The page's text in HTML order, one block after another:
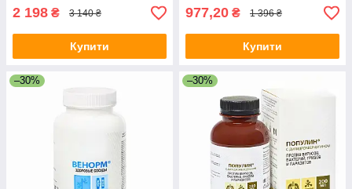
2 198 ₴ 3 140 ₴
Купити
977,20 ₴ 1 396 ₴
Купити
–30% –30%